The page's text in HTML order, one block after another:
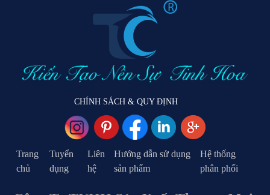
CHÍNH SÁCH & QUY ĐỊNH
Trang
chủ
Tuyển
dụng
Liên
hệ
Hướng dẫn sử dụng
sản phẩm
Hệ thống
phân phối